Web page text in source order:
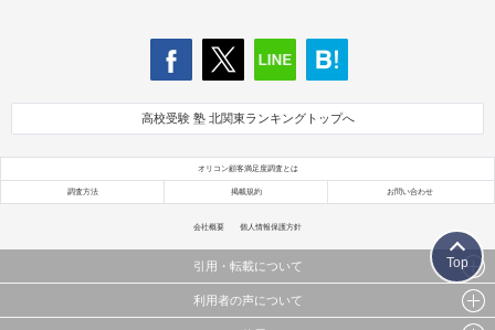
高校受験 塾 北関東ランキングトップへ
オリコン顧客満足度調査とは
調査方法 掲載規約 お問い合わせ
会社概要 個人情報保護方針
引用・転載について
当サイトで公開されている情報（文字、写真、イラスト、画像データ等）及びこれらの配置・
利用者の声について
Top